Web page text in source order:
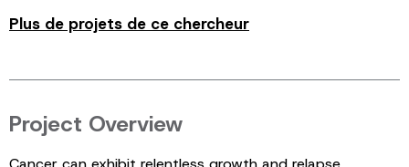
Plus de projets de ce chercheur
Project Overview